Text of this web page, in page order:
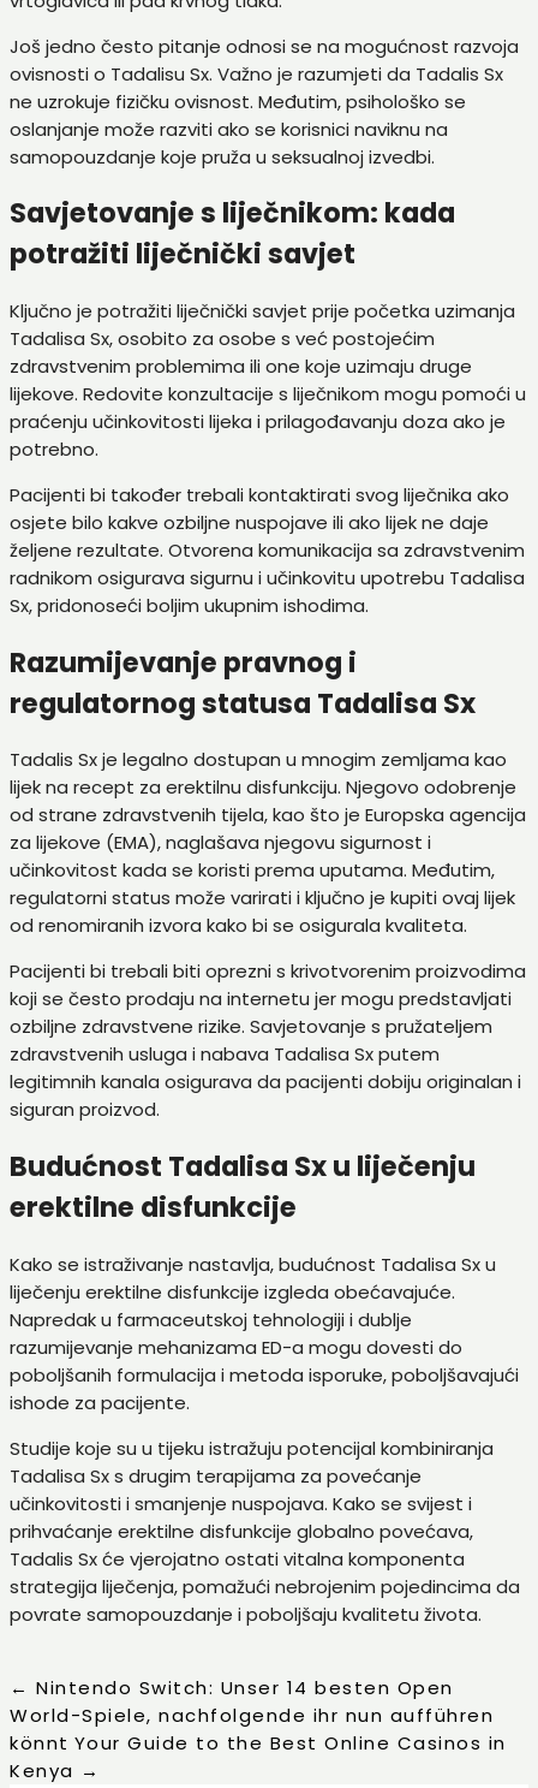
Još jedno često pitanje odnosi se na mogućnost razvoja
ovisnosti o Tadalisu Sx. Važno je razumjeti da Tadalis Sx
ne uzrokuje fizičku ovisnost. Međutim, psihološko se
oslanjanje može razviti ako se korisnici naviknu na
samopouzdanje koje pruža u seksualnoj izvedbi.
Savjetovanje s liječnikom: kada
potražiti liječnički savjet
Ključno je potražiti liječnički savjet prije početka uzimanja
Tadalisa Sx, osobito za osobe s već postojećim
zdravstvenim problemima ili one koje uzimaju druge
lijekove. Redovite konzultacije s liječnikom mogu pomoći u
praćenju učinkovitosti lijeka i prilagođavanju doza ako je
potrebno.
Pacijenti bi također trebali kontaktirati svog liječnika ako
osjete bilo kakve ozbiljne nuspojave ili ako lijek ne daje
željene rezultate. Otvorena komunikacija sa zdravstvenim
radnikom osigurava sigurnu i učinkovitu upotrebu Tadalisa
Sx, pridonoseći boljim ukupnim ishodima.
Razumijevanje pravnog i
regulatornog statusa Tadalisa Sx
Tadalis Sx je legalno dostupan u mnogim zemljama kao
lijek na recept za erektilnu disfunkciju. Njegovo odobrenje
od strane zdravstvenih tijela, kao što je Europska agencija
za lijekove (EMA), naglašava njegovu sigurnost i
učinkovitost kada se koristi prema uputama. Međutim,
regulatorni status može varirati i ključno je kupiti ovaj lijek
od renomiranih izvora kako bi se osigurala kvaliteta.
Pacijenti bi trebali biti oprezni s krivotvorenim proizvodima
koji se često prodaju na internetu jer mogu predstavljati
ozbiljne zdravstvene rizike. Savjetovanje s pružateljem
zdravstvenih usluga i nabava Tadalisa Sx putem
legitimnih kanala osigurava da pacijenti dobiju originalan i
siguran proizvod.
Budućnost Tadalisa Sx u liječenju
erektilne disfunkcije
Kako se istraživanje nastavlja, budućnost Tadalisa Sx u
liječenju erektilne disfunkcije izgleda obećavajuće.
Napredak u farmaceutskoj tehnologiji i dublje
razumijevanje mehanizama ED-a mogu dovesti do
poboljšanih formulacija i metoda isporuke, poboljšavajući
ishode za pacijente.
Studije koje su u tijeku istražuju potencijal kombiniranja
Tadalisa Sx s drugim terapijama za povećanje
učinkovitosti i smanjenje nuspojava. Kako se svijest i
prihvaćanje erektilne disfunkcije globalno povećava,
Tadalis Sx će vjerojatno ostati vitalna komponenta
strategija liječenja, pomažući nebrojenim pojedincima da
povrate samopouzdanje i poboljšaju kvalitetu života.
← Nintendo Switch: Unser 14 besten Open
World-Spiele, nachfolgende ihr nun aufführen
könnt Your Guide to the Best Online Casinos in
Kenya →